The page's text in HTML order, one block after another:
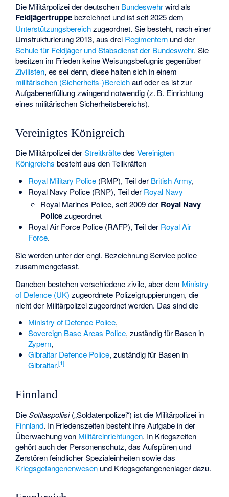
Die Militärpolizei der deutschen Bundeswehrwird als
Feldjägertruppebezeichnet und ist seit 2025 dem
Unterstützungsbereichzugeordnet. Sie besteht, nach einer
Umstrukturierung 2013, aus drei Regimentern und der
Schule für Feldjäger und Stabsdienst der Bundeswehr. Sie
besitzen im Frieden keine Weisungsbefugnis gegenüber
Zivilisten, es sei denn, diese halten sich in einem
militärischen (Sicherheits-)Bereichauf oder es ist zur
Aufgabenerfüllung zwingend notwendig (z. B. Einrichtung
eines militärischen Sicherheitsbereichs).
Vereinigtes Königreich
Die Militärpolizei derStreitkräftedesVereinigten
Königreichs besteht aus den Teilkräften
Royal Military Police(RMP), Teil der British Army,
Royal Navy Police(RNP), Teil der Royal Navy
Royal Marines Police, seit 2009 der Royal Navy
Policezugeordnet
Royal Air Force Police(RAFP), Teil der Royal Air
Force.
Sie werden unter der engl. BezeichnungService police
zusammengefasst.
Daneben bestehen verschiedene zivile, aber dem Ministry
of Defence (UK) zugeordnete Polizeigruppierungen, die
nicht der Militärpolizei zugeordnet werden. Das sind die
Ministry of Defence Police,
Sovereign Base Areas Police, zuständig für Basen in
Zypern,
Gibraltar Defence Police, zuständig für Basen in
Gibraltar.[1]
Finnland
DieSotilaspoliisi(„Soldatenpolizei“) ist die Militärpolizei in
Finnland. In Friedenszeiten besteht ihre Aufgabe in der
Überwachung von Militäreinrichtungen. In Kriegszeiten
gehört auch der Personenschutz, das Aufspüren und
Zerstören feindlicher Spezialeinheiten sowie das
Kriegsgefangenenwesen und Kriegsgefangenenlager dazu.